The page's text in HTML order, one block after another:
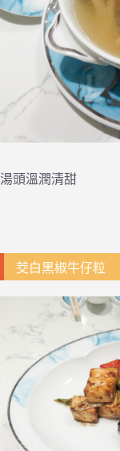
湯頭溫潤清甜
茭白黑椒牛仔粒